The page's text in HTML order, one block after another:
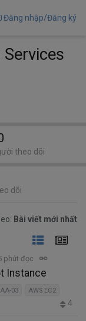
Đăng nhập/Đăng ký
dõi
Bài viết mới nhất
phút đọc
Instance
03 AWS EC2
4
theo dõi